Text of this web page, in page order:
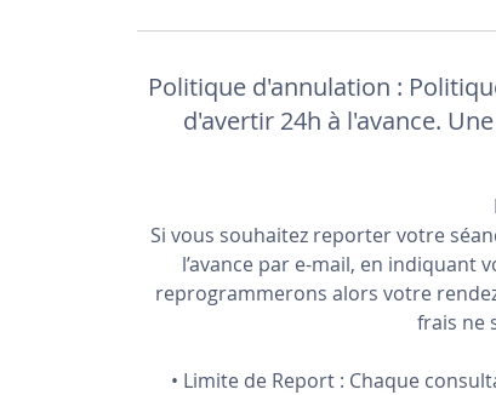
Politique d'annulation :
d'avertir 24h à l'avance.
Si vous souhaitez reporter votre
l’avance par e-mail, en indiquant
reprogrammerons alors votre
frais ne
• Limite de Report : Chaque